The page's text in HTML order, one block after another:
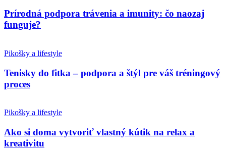
Prírodná podpora trávenia a imunity: čo naozaj
funguje?
Pikošky a lifestyle
Tenisky do fitka – podpora a štýl pre váš tréningový
proces
Pikošky a lifestyle
Ako si doma vytvoriť vlastný kútik na relax a
kreativitu